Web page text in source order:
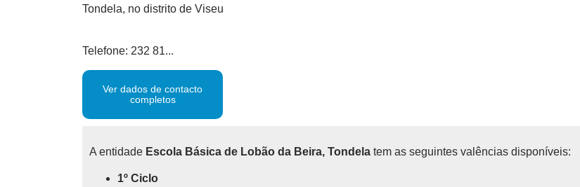
Tondela, no distrito de Viseu
Telefone: 232 81...
Ver dados de contacto
completos
A entidade Escola Básica de Lobão da Beira, Tondela tem as seguintes valências disponíveis:
1º Ciclo